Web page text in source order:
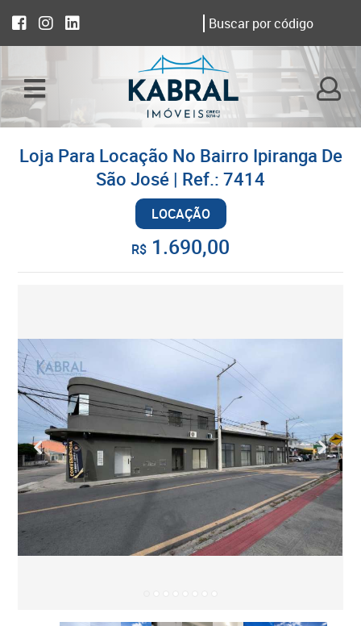
Loja Para Locação No Bairro Ipiranga De
São José | Ref.: 7414
LOCAÇÃO
R$ 1.690,00